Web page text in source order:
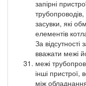
запірні
трубопроводів,
засувки, які
елементів
За відсутності
вважати межі
межі
інші
між